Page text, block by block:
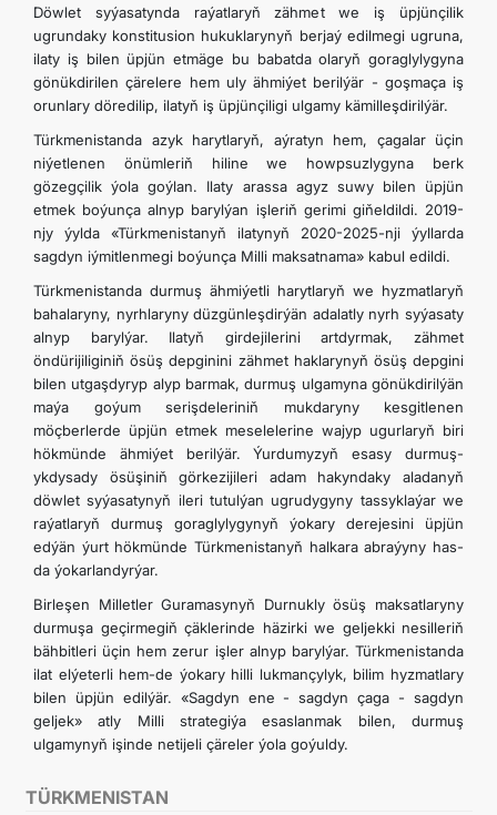
TÜRKMENISTAN
Döwlet syýasatynda raýatlaryň zähmet we iş üpjünçilik
ugrundaky konstitusion hukuklarynyň berjaý edilmegi ugruna,
ilaty iş bilen üpjün etmäge bu babatda olaryň goraglylygyna
gönükdirilen çärelere hem uly ähmiýet berilýär - goşmaça iş
orunlary döredilip, ilatyň iş üpjünçiligi ulgamy kämilleşdirilýär.
Türkmenistanda azyk harytlaryň, aýratyn hem, çagalar üçin
niýetlenen önümleriň hiline we howpsuzlygyna berk
gözegçilik ýola goýlan. Ilaty arassa agyz suwy bilen üpjün
etmek boýunça alnyp barylýan işleriň gerimi giňeldildi. 2019-
njy ýylda «Türkmenistanyň ilatynyň 2020-2025-nji ýyllarda
sagdyn iýmitlenmegi boýunça Milli maksatnama» kabul edildi.
Türkmenistanda durmuş ähmiýetli harytlaryň we hyzmatlaryň
bahalaryny, nyrhlaryny düzgünleşdirýän adalatly nyrh syýasaty
alnyp barylýar. Ilatyň girdejilerini artdyrmak, zähmet
öndürijiliginiň ösüş depginini zähmet haklarynyň ösüş depgini
bilen utgaşdyryp alyp barmak, durmuş ulgamyna gönükdirilýän
maýa goýum serişdeleriniň mukdaryny kesgitlenen
möçberlerde üpjün etmek meselelerine wajyp ugurlaryň biri
hökmünde ähmiýet berilýär. Ýurdumyzyň esasy durmuş-
ykdysady ösüşiniň görkezijileri adam hakyndaky aladanyň
döwlet syýasatynyň ileri tutulýan ugrudygyny tassyklaýar we
raýatlaryň durmuş goraglylygynyň ýokary derejesini üpjün
edýän ýurt hökmünde Türkmenistanyň halkara abraýyny has-
da ýokarlandyrýar.
Birleşen Milletler Guramasynyň Durnukly ösüş maksatlaryny
durmuşa geçirmegiň çäklerinde häzirki we geljekki nesilleriň
bähbitleri üçin hem zerur işler alnyp barylýar. Türkmenistanda
ilat elýeterli hem-de ýokary hilli lukmançylyk, bilim hyzmatlary
bilen üpjün edilýär. «Sagdyn ene - sagdyn çaga - sagdyn
geljek» atly Milli strategiýa esaslanmak bilen, durmuş
ulgamynyň işinde netijeli çäreler ýola goýuldy.